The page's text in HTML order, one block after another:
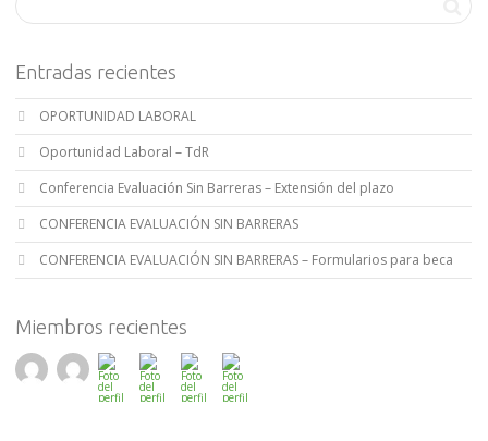
Entradas recientes
OPORTUNIDAD LABORAL
Oportunidad Laboral – TdR
Conferencia Evaluación Sin Barreras – Extensión del plazo
CONFERENCIA EVALUACIÓN SIN BARRERAS
CONFERENCIA EVALUACIÓN SIN BARRERAS – Formularios para beca
Miembros recientes